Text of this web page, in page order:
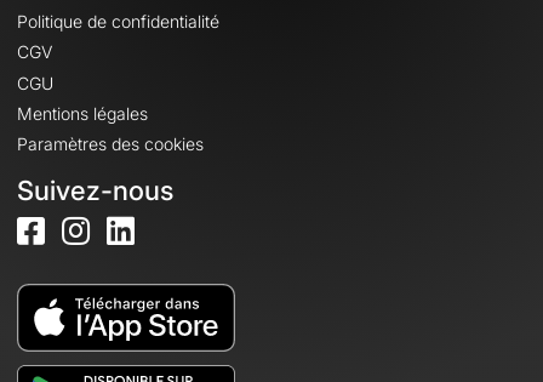
Politique de confidentialité
CGV
CGU
Mentions légales
Paramètres des cookies
Suivez-nous